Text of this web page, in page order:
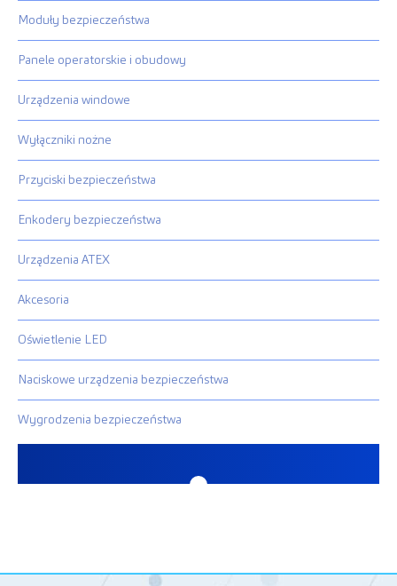
Moduły bezpieczeństwa
Panele operatorskie i obudowy
Urządzenia windowe
Wyłączniki nożne
Przyciski bezpieczeństwa
Enkodery bezpieczeństwa
Urządzenia ATEX
Akcesoria
Oświetlenie LED
Naciskowe urządzenia bezpieczeństwa
Wygrodzenia bezpieczeństwa